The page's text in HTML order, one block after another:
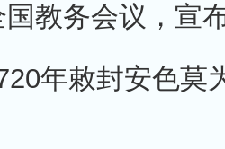
教务会议，宣
年敕封安色莫